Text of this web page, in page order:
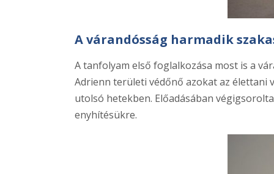
A várandósság harmadik
A tanfolyam első foglalkozása most is a
Adrienn területi védőnő azokat az élettani
utolsó hetekben. Előadásában
enyhítésükre.